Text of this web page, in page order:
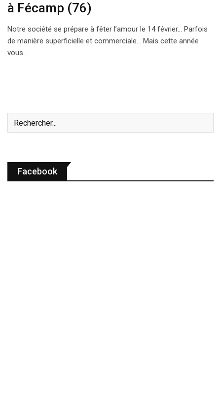
à Fécamp (76)
Notre société se prépare à fêter l’amour le 14 février… Parfois
de manière superficielle et commerciale… Mais cette année
vous…
Facebook